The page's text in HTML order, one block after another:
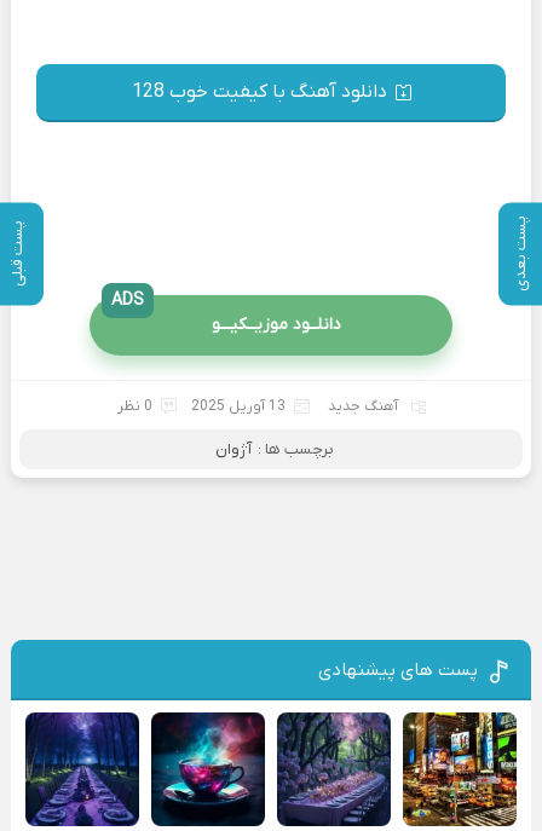
پست بعدی پست قبلی
دانلود آهنگ با کیفیت خوب 128
دانلــود موزیــکیـــو
ADS
آهنگ جدید 13 آوریل 2025 0 نظر
برچسب ها : آژوان
پست های پیشنهادی